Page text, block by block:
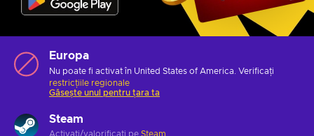
Europa
Nu poate fi activat în United States of America. Verificați
restricțiile regionale
Găsește unul pentru țara ta
Steam
Activați/valorificați pe Steam